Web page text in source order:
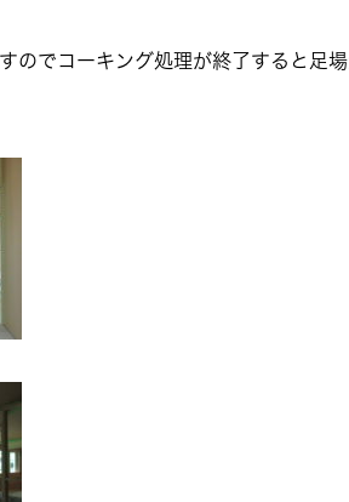
のでコーキング処理が終了すると足